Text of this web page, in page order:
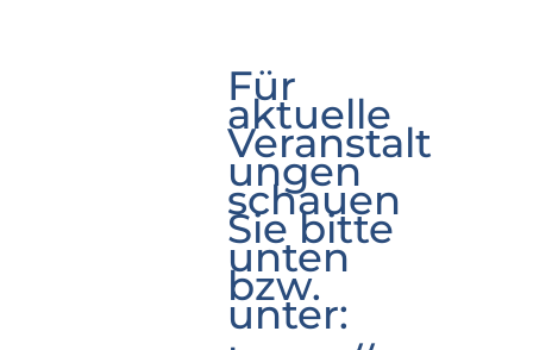
Für
aktuelle
Veranstalt
ungen
schauen
Sie bitte
unten
bzw.
unter: